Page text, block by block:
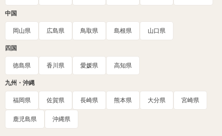
中国
岡山県 広島県 鳥取県 島根県 山口県
四国
徳島県 香川県 愛媛県 高知県
九州・沖縄
福岡県 佐賀県 長崎県 熊本県 大分県 宮崎県
鹿児島県 沖縄県